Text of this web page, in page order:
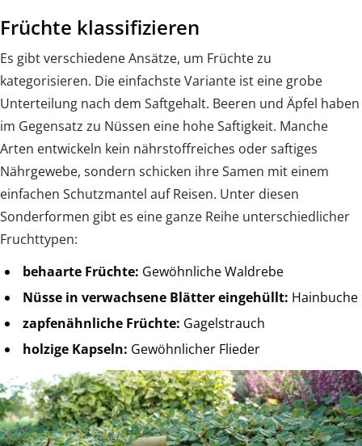
Früchte klassifizieren
Es gibt verschiedene Ansätze, um Früchte zu
kategorisieren. Die einfachste Variante ist eine grobe
Unterteilung nach dem Saftgehalt. Beeren und Äpfel haben
im Gegensatz zu Nüssen eine hohe Saftigkeit. Manche
Arten entwickeln kein nährstoffreiches oder saftiges
Nährgewebe, sondern schicken ihre Samen mit einem
einfachen Schutzmantel auf Reisen. Unter diesen
Sonderformen gibt es eine ganze Reihe unterschiedlicher
Fruchttypen:
behaarte Früchte: Gewöhnliche Waldrebe
Nüsse in verwachsene Blätter eingehüllt: Hainbuche
zapfenähnliche Früchte: Gagelstrauch
holzige Kapseln: Gewöhnlicher Flieder